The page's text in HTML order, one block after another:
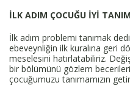
İLK ADIM ÇOCUĞU İYİ
İlk adım problemi tanımak
ebeveynliğin ilk kuralına geri
meselesini hatırlatabiliriz.
bir bölümünü gözlem
çocuğumuzu tanımamızın